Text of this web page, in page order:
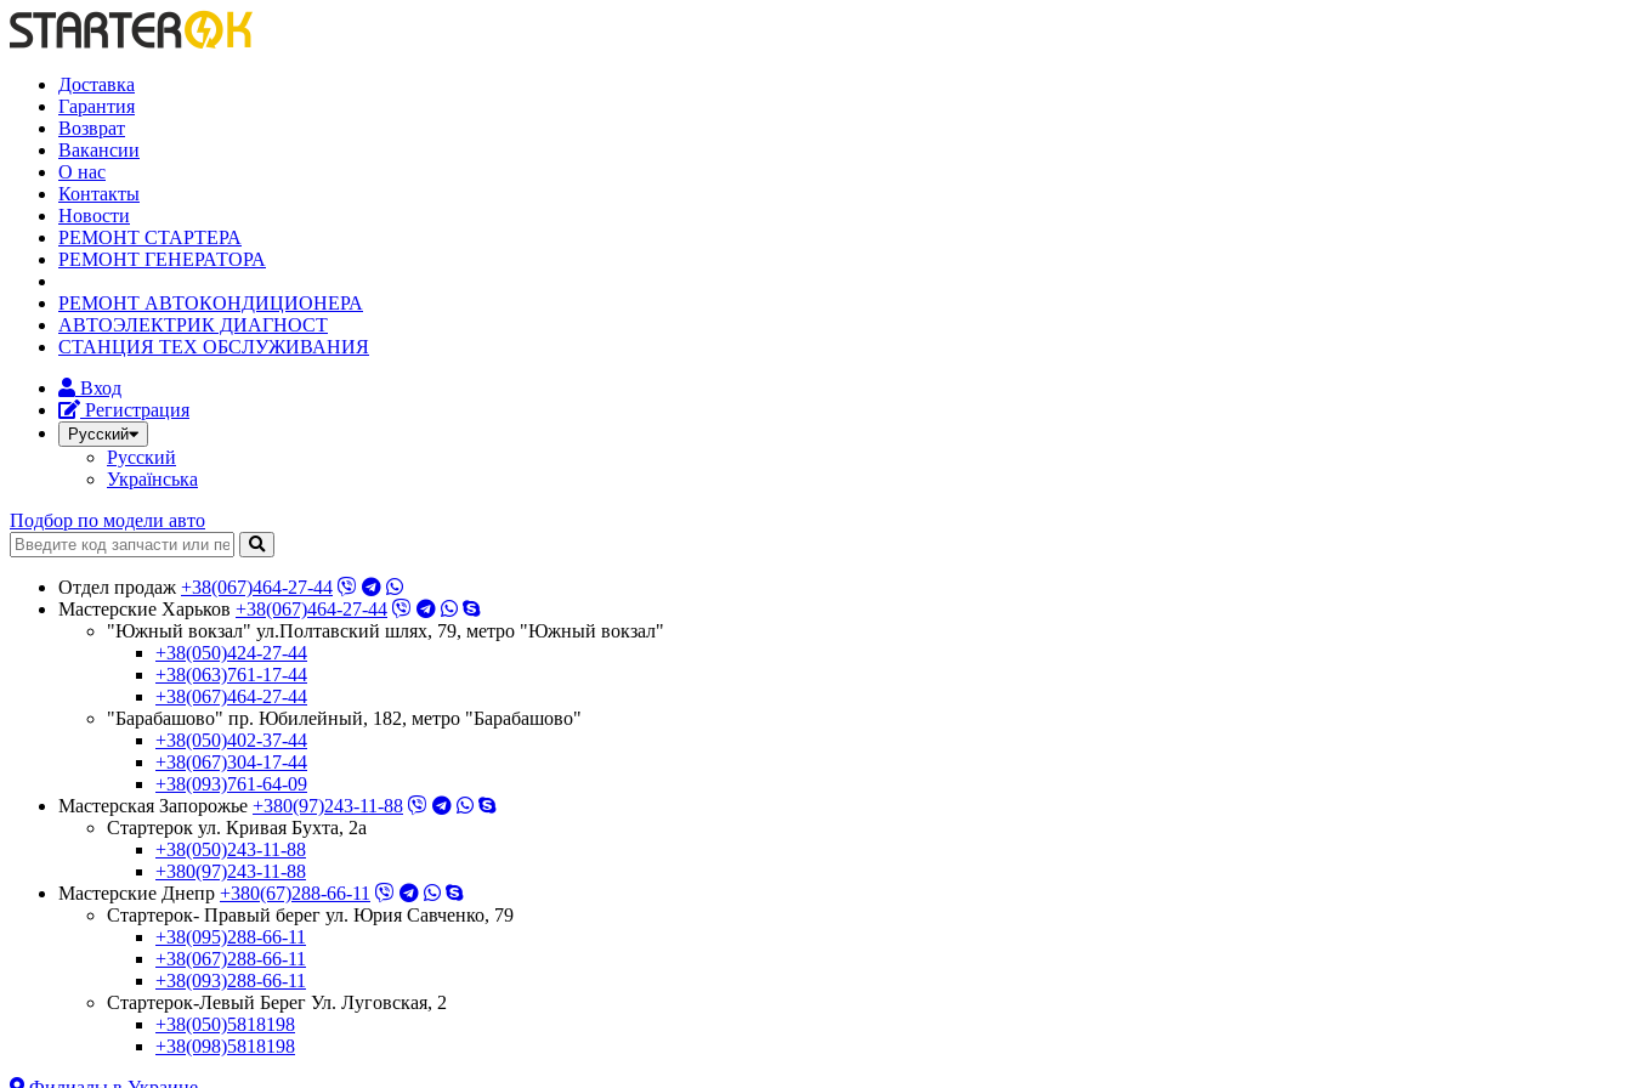
Доставка
Гарантия
Возврат
Вакансии
О нас
Контакты
Новости
РЕМОНТ СТАРТЕРА
РЕМОНТ ГЕНЕРАТОРА
РЕМОНТ АВТОКОНДИЦИОНЕРА
АВТОЭЛЕКТРИК ДИАГНОСТ
СТАНЦИЯ ТЕХ ОБСЛУЖИВАНИЯ
Вход
Регистрация
Русский
Русский
Українська
Подбор по модели авто
Отдел продаж +38(067)464-27-44
Мастерские Харьков +38(067)464-27-44
"Южный вокзал" ул.Полтавский шлях, 79, метро "Южный вокзал"
+38(050)424-27-44
+38(063)761-17-44
+38(067)464-27-44
"Барабашово" пр. Юбилейный, 182, метро "Барабашово"
+38(050)402-37-44
+38(067)304-17-44
+38(093)761-64-09
Мастерская Запорожье +380(97)243-11-88
Стартерок ул. Кривая Бухта, 2а
+38(050)243-11-88
+380(97)243-11-88
Мастерские Днепр +380(67)288-66-11
Стартерок- Правый берег ул. Юрия Савченко, 79
+38(095)288-66-11
+38(067)288-66-11
+38(093)288-66-11
Стартерок-Левый Берег Ул. Луговская, 2
+38(050)5818198
+38(098)5818198